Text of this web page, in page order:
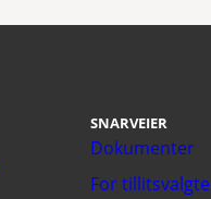
SNARVEIER
Dokumenter
For tillitsvalgte